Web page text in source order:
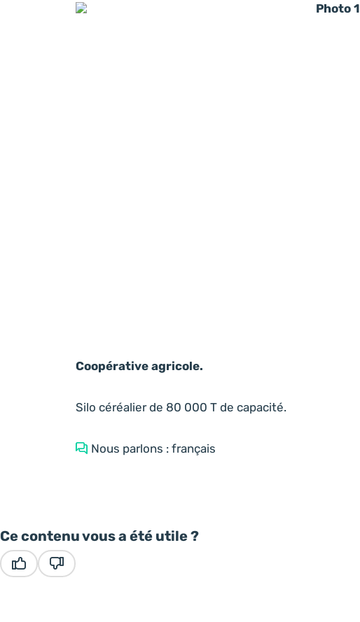
Photo
Coopérative agricole.
Silo céréalier de 80 000 T de capacité.
Nous parlons : français
Ce contenu vous a été utile ?